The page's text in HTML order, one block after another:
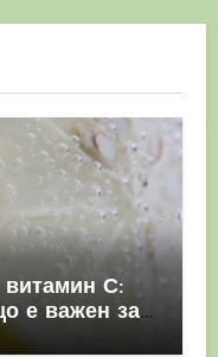
С:
е важен за